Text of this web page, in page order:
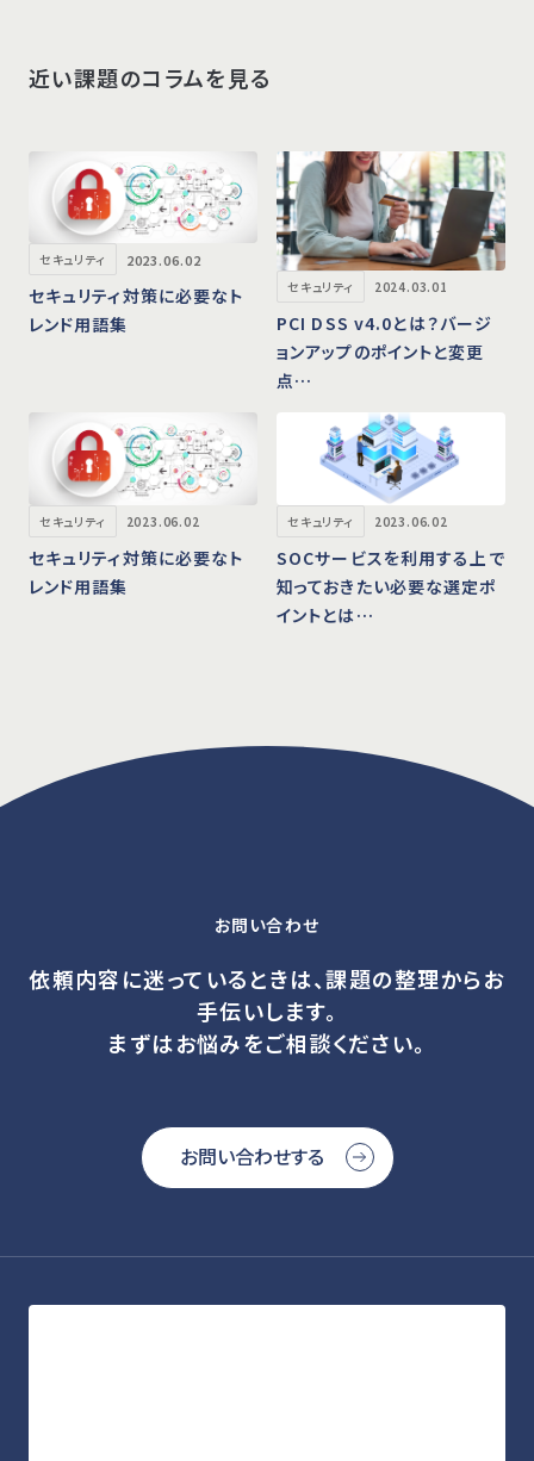
近い課題のコラムを見る
セキュリティ 2023.06.02
セキュリティ対策に必要なト
レンド用語集
セキュリティ 2024.03.01
PCI DSS v4.0とは？バージ
ョンアップのポイントと変更
点…
セキュリティ 2023.06.02
セキュリティ対策に必要なト
レンド用語集
セキュリティ 2023.06.02
SOCサービスを利用する上で
知っておきたい必要な選定ポ
イントとは…
お問い合わせ
依頼内容に迷っているときは、課題の整理からお
手伝いします。
まずはお悩みをご相談ください。
お問い合わせする